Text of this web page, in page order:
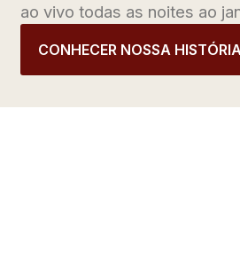
ao vivo todas as noites ao
CONHECER NOSSA HISTÓRIA